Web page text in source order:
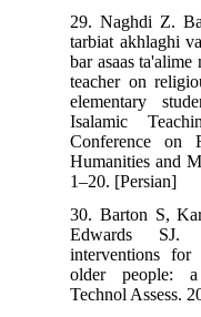
29. Naghdi Z.
tarbiat akhlaghi
bar asaas
teacher on
elementary
Isalamic
Conference on
Humanities and
1–20. [Persian]
30. Barton S,
Edwards
interventions
older people:
Technol